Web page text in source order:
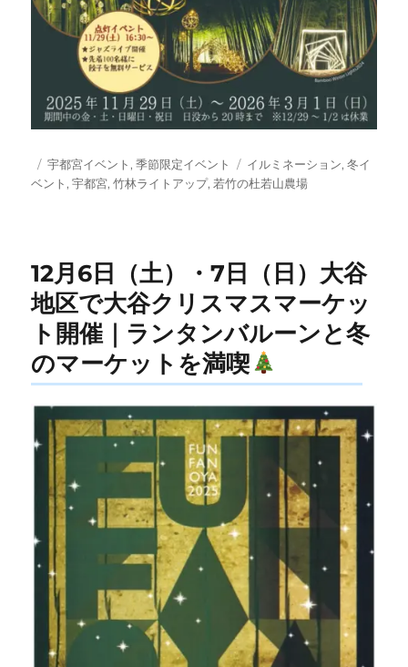
投
稿
カ
テ
宇都宮イベント ,季節限定イベント
タ
グ
イルミネーション,冬イ
ベント ,宇都宮,竹林ライトアップ, 若竹の杜若山農場
12月6日（土）・7日（日）大谷
地区で大谷クリスマスマーケッ
ト開催｜ランタンバルーンと冬
のマーケットを満喫